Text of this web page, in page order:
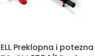
Preklopna i potezna